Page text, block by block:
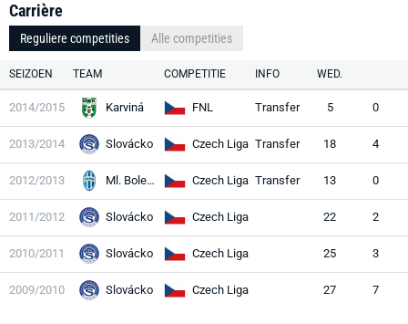
Carrière
Reguliere competities Alle competities
SEIZOEN TEAM COMPETITIE INFO WED.
2014/2015 Karviná FNL Transfer 5 0
2013/2014 Slovácko Czech Liga Transfer 18 4
2012/2013 Ml. Boleslav Czech Liga Transfer 13 0
2011/2012 Slovácko Czech Liga 22 2
2010/2011 Slovácko Czech Liga 25 3
2009/2010 Slovácko Czech Liga 27 7